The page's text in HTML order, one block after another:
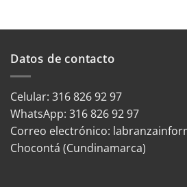
Datos de contacto
Celular: 316 826 92 97
WhatsApp: 316 826 92 97
Correo electrónico:
Chocontá (Cundinamarca)